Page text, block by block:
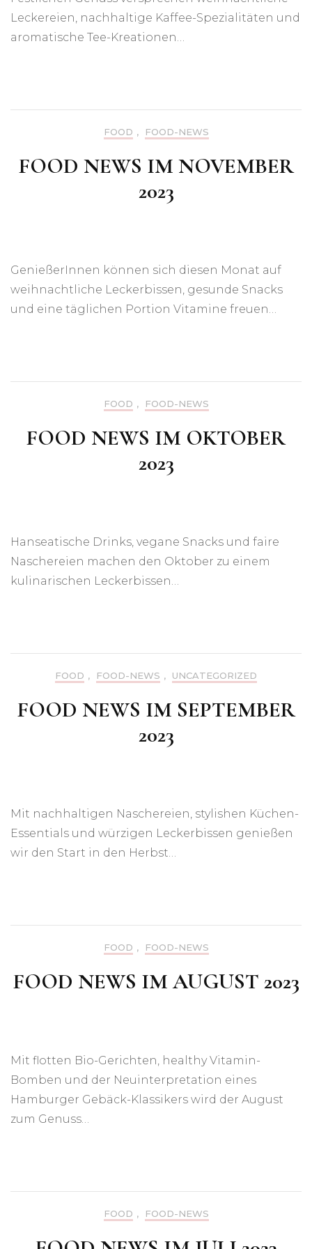
Leckereien, nachhaltige Kaffee-Spezialitäten und
aromatische Tee-Kreationen…
FOOD , FOOD-NEWS
FOOD NEWS IM NOVEMBER
2023
GenießerInnen können sich diesen Monat auf
weihnachtliche Leckerbissen, gesunde Snacks
und eine täglichen Portion Vitamine freuen…
FOOD , FOOD-NEWS
FOOD NEWS IM OKTOBER
2023
Hanseatische Drinks, vegane Snacks und faire
Naschereien machen den Oktober zu einem
kulinarischen Leckerbissen…
FOOD , FOOD-NEWS , UNCATEGORIZED
FOOD NEWS IM SEPTEMBER
2023
Mit nachhaltigen Naschereien, stylishen Küchen-
Essentials und würzigen Leckerbissen genießen
wir den Start in den Herbst…
FOOD , FOOD-NEWS
FOOD NEWS IM AUGUST 2023
Mit flotten Bio-Gerichten, healthy Vitamin-
Bomben und der Neuinterpretation eines
Hamburger Gebäck-Klassikers wird der August
zum Genuss…
FOOD , FOOD-NEWS